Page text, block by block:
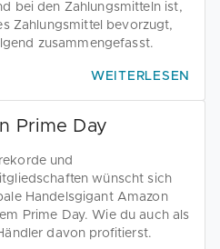
bei den Zahlungsmitteln ist,
Zahlungsmittel bevorzugt,
zusammengefasst.
WEITERLESEN
Prime Day
und
wünscht sich
Handelsgigant Amazon
Prime Day. Wie du auch als
davon profitierst.